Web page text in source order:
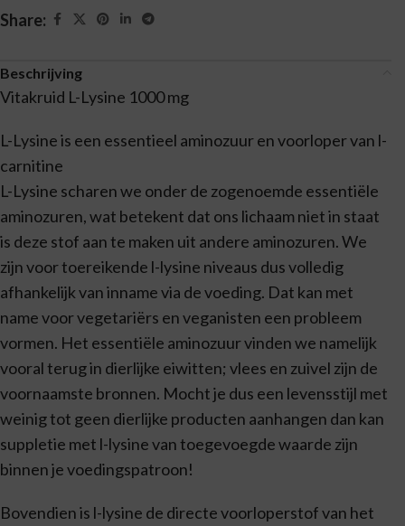
Share:
Beschrijving
Vitakruid L-Lysine 1000 mg
L-Lysine is een essentieel aminozuur en voorloper van l-
carnitine
L-Lysine scharen we onder de zogenoemde essentiële
aminozuren, wat betekent dat ons lichaam niet in staat
is deze stof aan te maken uit andere aminozuren. We
zijn voor toereikende l-lysine niveaus dus volledig
afhankelijk van inname via de voeding. Dat kan met
name voor vegetariërs en veganisten een probleem
vormen. Het essentiële aminozuur vinden we namelijk
vooral terug in dierlijke eiwitten; vlees en zuivel zijn de
voornaamste bronnen. Mocht je dus een levensstijl met
weinig tot geen dierlijke producten aanhangen dan kan
suppletie met l-lysine van toegevoegde waarde zijn
binnen je voedingspatroon!
Bovendien is l-lysine de directe voorloperstof van het